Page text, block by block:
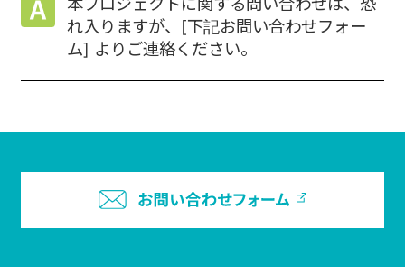
れ入りますが、[下記お問い合わせフォー
ム] よりご連絡ください。